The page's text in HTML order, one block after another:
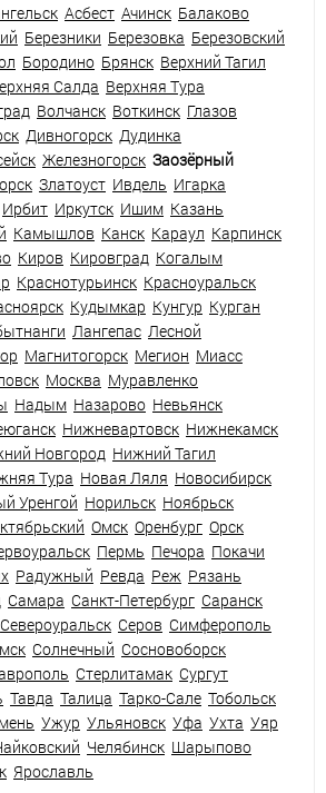
Асбест Ачинск Балаково
Березники Березовка Березовский
Бородино Брянск Верхний Тагил
Салда Верхняя Тура
Волчанск Воткинск Глазов
Дивногорск Дудинка
Железногорск Заозёрный
Златоуст Ивдель Игарка
Ирбит Иркутск Ишим Казань
Камышлов Канск Караул Карпинск
Киров Кировград Когалым
Краснотурьинск Красноуральск
Кудымкар Кунгур Курган
Лангепас Лесной
Магнитогорск Мегион Миасс
Москва Муравленко
Надым Назарово Невьянск
Нижневартовск Нижнекамск
Новгород Нижний Тагил
Тура Новая Ляля Новосибирск
Уренгой Норильск Ноябрьск
Омск Оренбург Орск
Пермь Печора Покачи
Радужный Ревда Реж Рязань
Самара Санкт-Петербург Саранск
Североуральск Серов Симферополь
Солнечный Сосновоборск
Стерлитамак Сургут
Тавда Талица Тарко-Сале Тобольск
Ужур Ульяновск Уфа Ухта Уяр
Челябинск Шарыпово
Ярославль